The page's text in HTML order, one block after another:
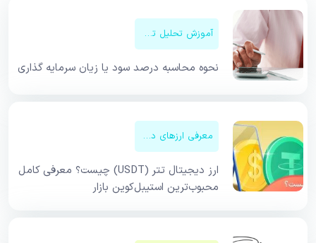
آموزش تحلیل تکنیکال
نحوه محاسبه درصد سود یا زیان سرمایه گذاری
معرفی ارزهای دیجیتال
ارز دیجیتال تتر (USDT) چیست؟ معرفی کامل
محبوب‌ترین استیبل‌کوین بازار